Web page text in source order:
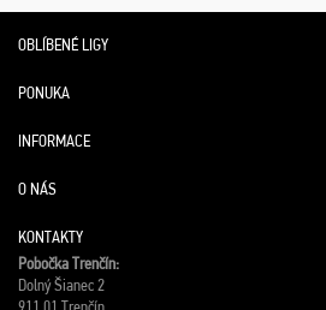
OBLÍBENÉ LIGY
PONUKA
INFORMACE
O NÁS
KONTAKTY
Pobočka Trenčín:
Dolný Šianec 2